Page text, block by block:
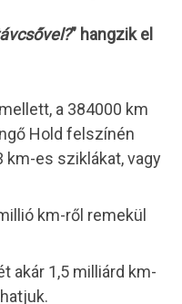
” hangzik el
a 384000 km
Hold felszínén
km-es sziklákat, vagy
km-ről remekül
akár 1,5 milliárd km-